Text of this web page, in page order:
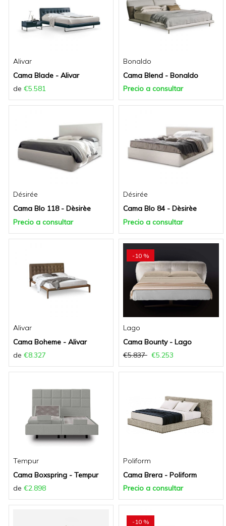
Alivar
Cama Blade - Alivar
de €5.581
Bonaldo
Cama Blend - Bonaldo
Precio a consultar
Désirée
Cama Blo 118 - Dèsirèe
Precio a consultar
Désirée
Cama Blo 84 - Dèsirèe
Precio a consultar
Alivar
Cama Boheme - Alivar
de €8.327
-10 %
Lago
Cama Bounty - Lago
€5.837
€5.253
Tempur
Cama Boxspring - Tempur
de €2.898
Poliform
Cama Brera - Poliform
Precio a consultar
-10 %